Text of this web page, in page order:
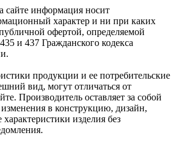
сайте информация носит
характер и ни при каких
офертой, определяемой
и 437 Гражданского кодекса
продукции и ее потребительские
вид, могут отличаться от
Производитель оставляет за собой
в конструкцию, дизайн,
изделия без